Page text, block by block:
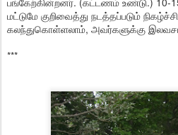
மட்டுமே குறிவைத்து நடத்தப்படும்
கலந்துகொள்ளலாம், அவர்களுக்கு
***